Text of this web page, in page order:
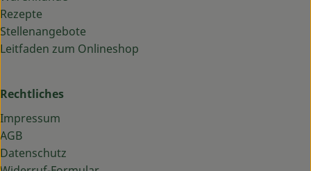
Rezepte
Stellenangebote
Leitfaden zum Onlineshop
Rechtliches
Impressum
AGB
Datenschutz